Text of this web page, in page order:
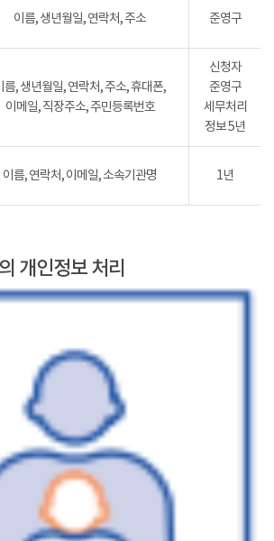
이름, 생년월일, 연락처, 주소 준영구
름, 생년월일, 연락처, 주소, 휴대폰,
이메일, 직장주소, 주민등록번호
신청자
준영구
세무처리
정보 5년
이름, 연락처, 이메일, 소속기관명 1년
개인정보 처리